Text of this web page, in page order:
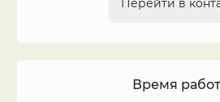
Перейти в
Время